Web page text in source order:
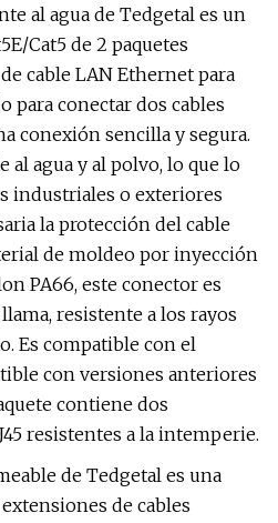
al agua de Tedgetal es un
Cat5 de 2 paquetes
cable LAN Ethernet para
para conectar dos cables
conexión sencilla y segura.
al agua y al polvo, lo que lo
industriales o exteriores
la protección del cable
de moldeo por inyección
PA66, este conector es
resistente a los rayos
Es compatible con el
con versiones anteriores
contiene dos
resistentes a la intemperie.
de Tedgetal es una
de cables